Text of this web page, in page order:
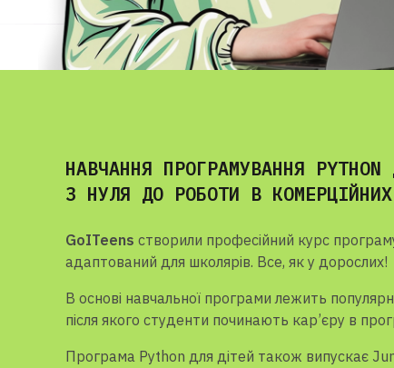
НАВЧАННЯ ПРОГРАМУВАННЯ
З НУЛЯ ДО РОБОТИ В
GoITeens створили професійний курс
адаптований для школярів. Все, як у дорослих!
В основі навчальної програми лежить
після якого студенти починають кар’єру в
Програма Python для дітей також випускає